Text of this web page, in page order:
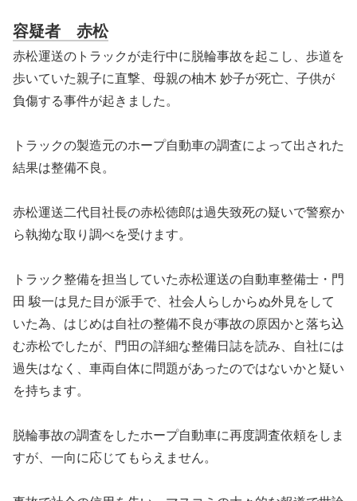
容疑者 赤松
赤松運送のトラックが走行中に脱輪事故を起こし、歩道を
歩いていた親子に直撃、母親の柚木 妙子が死亡、子供が
負傷する事件が起きました。
トラックの製造元のホープ自動車の調査によって出された
結果は整備不良。
赤松運送二代目社長の赤松徳郎は過失致死の疑いで警察か
ら執拗な取り調べを受けます。
トラック整備を担当していた赤松運送の自動車整備士・門
田 駿一は見た目が派手で、社会人らしからぬ外見をして
いた為、はじめは自社の整備不良が事故の原因かと落ち込
む赤松でしたが、門田の詳細な整備日誌を読み、自社には
過失はなく、車両自体に問題があったのではないかと疑い
を持ちます。
脱輪事故の調査をしたホープ自動車に再度調査依頼をしま
すが、一向に応じてもらえません。